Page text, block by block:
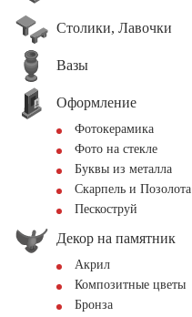
Столики, Лавочки
Вазы
Оформление
Фотокерамика
Фото на стекле
Буквы из металла
Скарпель и Позолота
Пескоструй
Декор на памятник
Акрил
Композитные цветы
Бронза